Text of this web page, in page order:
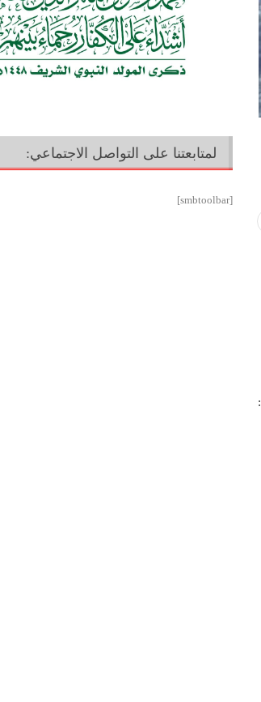
لمتابعتنا على التواصل الاجتماعي:
[smbtoolbar]